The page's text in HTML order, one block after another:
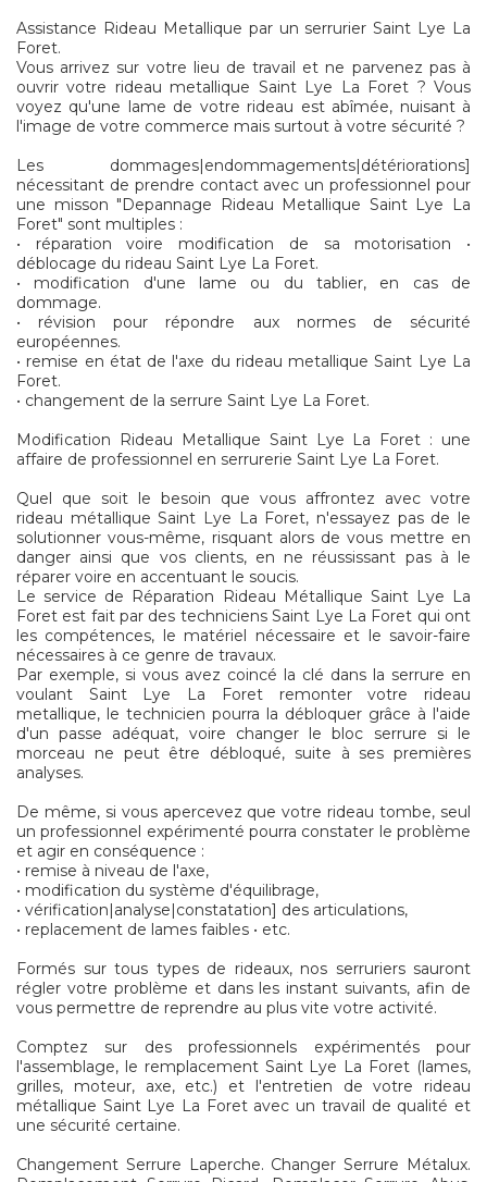
Assistance Rideau Metallique par un serrurier Saint Lye La
Foret.
Vous arrivez sur votre lieu de travail et ne parvenez pas à
ouvrir votre rideau metallique Saint Lye La Foret ? Vous
voyez qu'une lame de votre rideau est abîmée, nuisant à
l'image de votre commerce mais surtout à votre sécurité ?
Les dommages|endommagements|détériorations]
nécessitant de prendre contact avec un professionnel pour
une misson "Depannage Rideau Metallique Saint Lye La
Foret" sont multiples :
• réparation voire modification de sa motorisation •
déblocage du rideau Saint Lye La Foret.
• modification d'une lame ou du tablier, en cas de
dommage.
• révision pour répondre aux normes de sécurité
européennes.
• remise en état de l'axe du rideau metallique Saint Lye La
Foret.
• changement de la serrure Saint Lye La Foret.
Modification Rideau Metallique Saint Lye La Foret : une
affaire de professionnel en serrurerie Saint Lye La Foret.
Quel que soit le besoin que vous affrontez avec votre
rideau métallique Saint Lye La Foret, n'essayez pas de le
solutionner vous-même, risquant alors de vous mettre en
danger ainsi que vos clients, en ne réussissant pas à le
réparer voire en accentuant le soucis.
Le service de Réparation Rideau Métallique Saint Lye La
Foret est fait par des techniciens Saint Lye La Foret qui ont
les compétences, le matériel nécessaire et le savoir-faire
nécessaires à ce genre de travaux.
Par exemple, si vous avez coincé la clé dans la serrure en
voulant Saint Lye La Foret remonter votre rideau
metallique, le technicien pourra la débloquer grâce à l'aide
d'un passe adéquat, voire changer le bloc serrure si le
morceau ne peut être débloqué, suite à ses premières
analyses.
De même, si vous apercevez que votre rideau tombe, seul
un professionnel expérimenté pourra constater le problème
et agir en conséquence :
• remise à niveau de l'axe,
• modification du système d'équilibrage,
• vérification|analyse|constatation] des articulations,
• replacement de lames faibles • etc.
Formés sur tous types de rideaux, nos serruriers sauront
régler votre problème et dans les instant suivants, afin de
vous permettre de reprendre au plus vite votre activité.
Comptez sur des professionnels expérimentés pour
l'assemblage, le remplacement Saint Lye La Foret (lames,
grilles, moteur, axe, etc.) et l'entretien de votre rideau
métallique Saint Lye La Foret avec un travail de qualité et
une sécurité certaine.
Changement Serrure Laperche. Changer Serrure Métalux.